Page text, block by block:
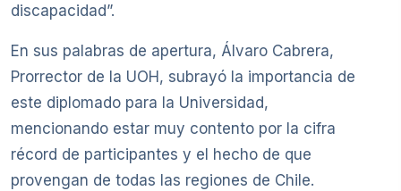
discapacidad”.
En sus palabras de apertura, Álvaro Cabrera,
Prorrector de la UOH, subrayó la importancia de
este diplomado para la Universidad,
mencionando estar muy contento por la cifra
récord de participantes y el hecho de que
provengan de todas las regiones de Chile.